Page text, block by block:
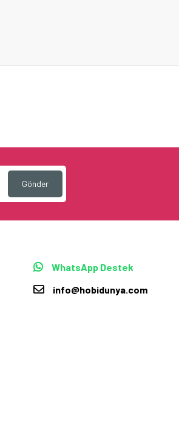
Gönder
WhatsApp Destek
info@hobidunya.com